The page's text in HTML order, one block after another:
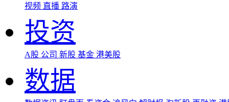
视频 直播 路演
投资
A股 公司 新股 基金 港美股
数据